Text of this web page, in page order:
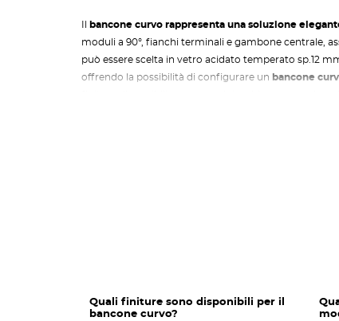
bancone curvo rappresenta una soluzione
moduli a 90°, fianchi terminali e gambone centrale,
può essere scelta in vetro acidato temperato sp.12
offrendo la possibilità di configurare un bancone
Queste scelte permettono di trasformare il bancone
lo spazio e valorizzando l’estetica dell’ambiente.
Quali finiture sono disponibili per il
bancone curvo?